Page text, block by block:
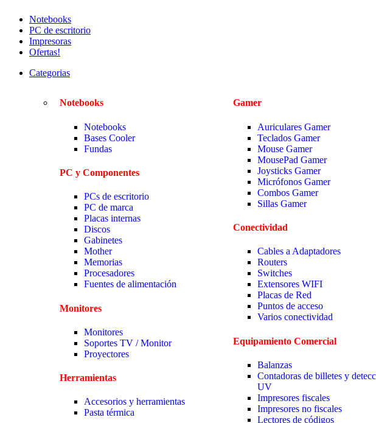
Notebooks
PC de escritorio
Impresoras
Ofertas!
Categorias
Notebooks
Notebooks
Bases Cooler
Fundas
PC y Componentes
PCs de escritorio
PC de marca
Placas internas
Discos
Gabinetes
Mother
Memorias
Procesadores
Fuentes de alimentación
Monitores
Monitores
Soportes TV / Monitor
Proyectores
Herramientas
Accesorios y herramientas
Pasta térmica
Gamer
Auriculares Gamer
Teclados Gamer
Mouse Gamer
MousePad Gamer
Joysticks Gamer
Micrófonos Gamer
Combos Gamer
Sillas Gamer
Conectividad
Cables a Adaptadores
Routers
Switches
Extensores WIFI
Placas de Red
Puntos de acceso
Varios conectividad
Equipamiento Comercial
Balanzas
Contadoras de billetes y
UV
Impresores fiscales
Impresores no fiscales
Lectores de códigos